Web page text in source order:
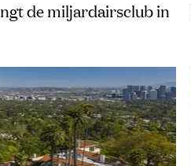
de miljardairsclub in